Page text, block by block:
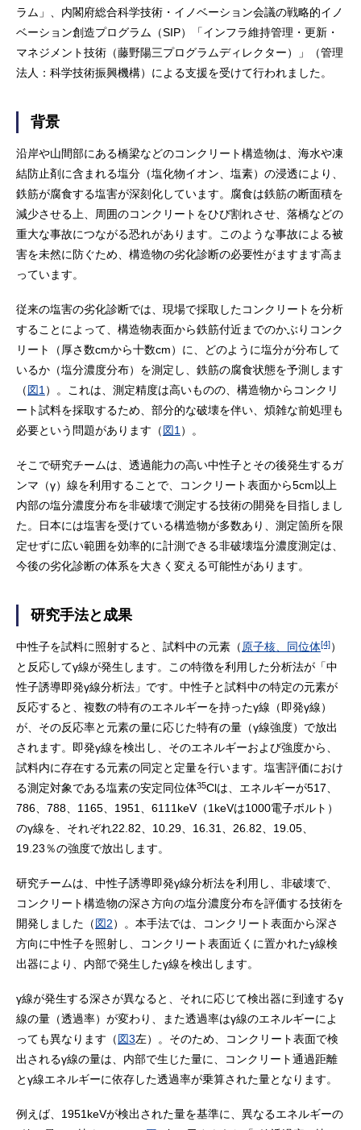
ラム」、内閣府総合科学技術・イノベーション会議の戦略的イノ
ベーション創造プログラム（SIP）「インフラ維持管理・更新・
マネジメント技術（藤野陽三プログラムディレクター）」（管理
法人：科学技術振興機構）による支援を受けて行われました。
背景
沿岸や山間部にある橋梁などのコンクリート構造物は、海水や凍
結防止剤に含まれる塩分（塩化物イオン、塩素）の浸透により、
鉄筋が腐食する塩害が深刻化しています。腐食は鉄筋の断面積を
減少させる上、周囲のコンクリートをひび割れさせ、落橋などの
重大な事故につながる恐れがあります。このような事故による被
害を未然に防ぐため、構造物の劣化診断の必要性がますます高ま
っています。
従来の塩害の劣化診断では、現場で採取したコンクリートを分析
することによって、構造物表面から鉄筋付近までのかぶりコンク
リート（厚さ数cmから十数cm）に、どのように塩分が分布して
いるか（塩分濃度分布）を測定し、鉄筋の腐食状態を予測します
（図1 ）。これは、測定精度は高いものの、構造物からコンクリ
ート試料を採取するため、部分的な破壊を伴い、煩雑な前処理も
必要という問題があります（図1 ）。
そこで研究チームは、透過能力の高い中性子とその後発生するガ
ンマ（γ）線を利用することで、コンクリート表面から5cm以上
内部の塩分濃度分布を非破壊で測定する技術の開発を目指しまし
た。日本には塩害を受けている構造物が多数あり、測定箇所を限
定せずに広い範囲を効率的に計測できる非破壊塩分濃度測定は、
今後の劣化診断の体系を大きく変える可能性があります。
研究手法と成果
中性子を試料に照射すると、試料中の元素（ 原子核、同位体[4]）
と反応してγ線が発生します。この特徴を利用した分析法が「中
性子誘導即発γ線分析法」です。中性子と試料中の特定の元素が
反応すると、複数の特有のエネルギーを持ったγ線（即発γ線）
が、その反応率と元素の量に応じた特有の量（γ線強度）で放出
されます。即発γ線を検出し、そのエネルギーおよび強度から、
試料内に存在する元素の同定と定量を行います。塩害評価におけ
る測定対象である塩素の安定同位体35Clは、エネルギーが517、
786、788、1165、1951、6111keV（1keVは1000電子ボルト）
のγ線を、それぞれ22.82、10.29、16.31、26.82、19.05、
19.23％の強度で放出します。
研究チームは、中性子誘導即発γ線分析法を利用し、非破壊で、
コンクリート構造物の深さ方向の塩分濃度分布を評価する技術を
開発しました（図2）。本手法では、コンクリート表面から深さ
方向に中性子を照射し、コンクリート表面近くに置かれたγ線検
出器により、内部で発生したγ線を検出します。
γ線が発生する深さが異なると、それに応じて検出器に到達するγ
線の量（透過率）が変わり、また透過率はγ線のエネルギーによ
っても異なります（図3左）。そのため、コンクリート表面で検
出されるγ線の量は、内部で生じた量に、コンクリート通過距離
とγ線エネルギーに依存した透過率が乗算された量となります。
例えば、1951keVが検出された量を基準に、異なるエネルギーの